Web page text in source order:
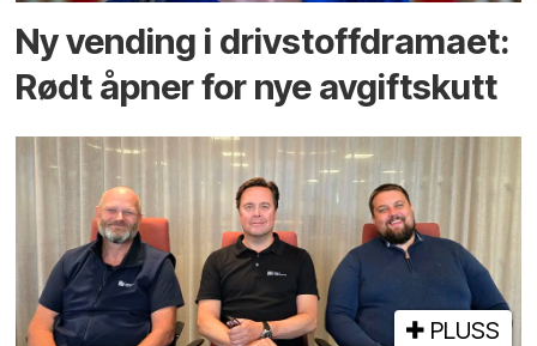
Ny vending i drivstoffdramaet:
Rødt åpner for nye avgiftskutt
PLUSS